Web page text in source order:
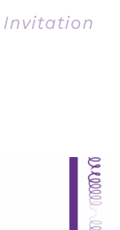
Invitation